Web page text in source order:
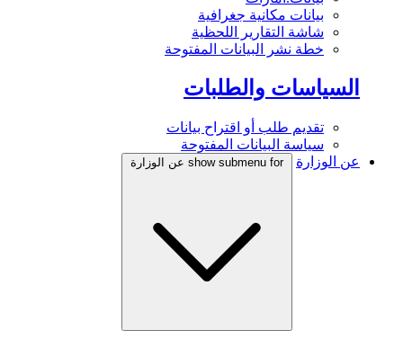
بيانات مكانية جغرافية
شاشة التقارير اللحظية
خطة نشر البيانات المفتوحة
السياسات والطلبات
تقديم طلب أو اقتراح بيانات
سياسة البيانات المفتوحة
عن الوزارة
show submenu for عن الوزارة